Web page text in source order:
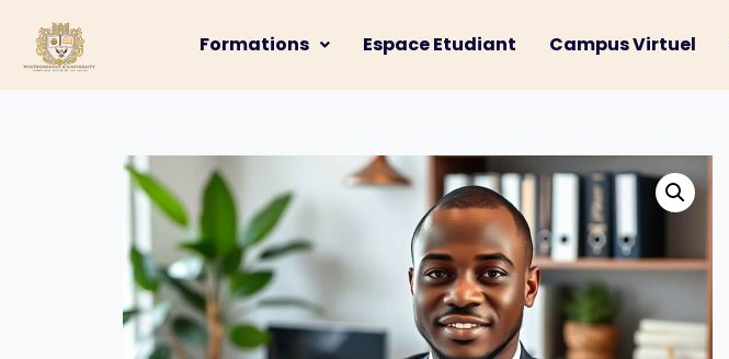
Formations Espace Etudiant Campus Virtuel